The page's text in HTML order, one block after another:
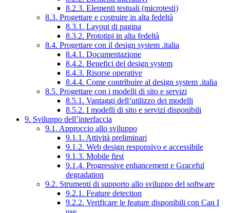
8.2.3. Elementi testuali (microtesti)
8.3. Progettare e costruire in alta fedeltà
8.3.1. Layout di pagina
8.3.2. Prototipi in alta fedeltà
8.4. Progettare con il design system .italia
8.4.1. Documentazione
8.4.2. Benefici del design system
8.4.3. Risorse operative
8.4.4. Come contribuire al design system .italia
8.5. Progettare con i modelli di sito e servizi
8.5.1. Vantaggi dell’utilizzo dei modelli
8.5.2. I modelli di sito e servizi disponibili
9. Sviluppo dell’interfaccia
9.1. Approccio allo sviluppo
9.1.1. Attività preliminari
9.1.2. Web design responsivo e accessibile
9.1.3. Mobile first
9.1.4. Progressive enhancement e Graceful
degradation
9.2. Strumenti di supporto allo sviluppo del software
9.2.1. Feature detection
9.2.2. Verificare le feature disponibili con Can I